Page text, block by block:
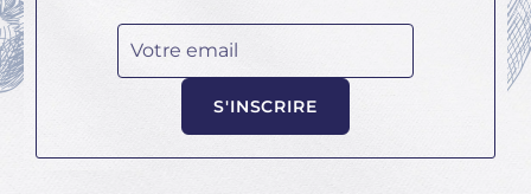
Votre email
S'INSCRIRE